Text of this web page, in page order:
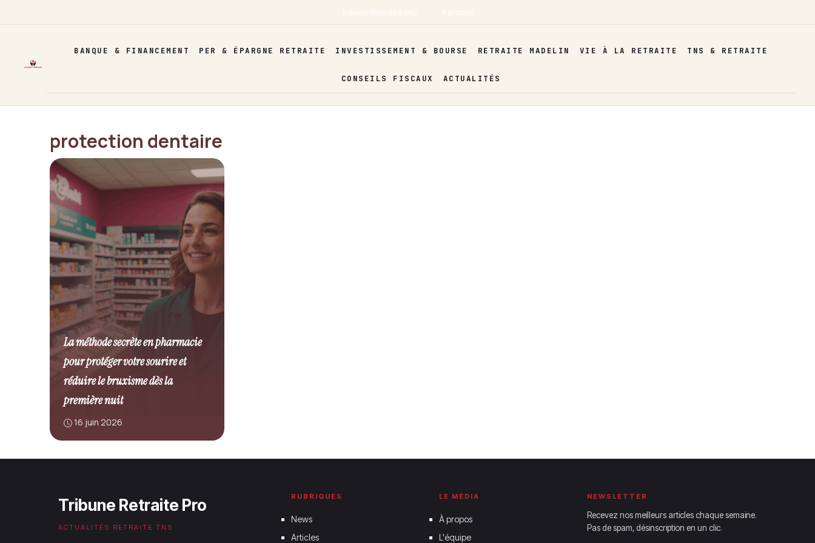
au
BANQUE & FINANCEMENT PER & ÉPARGNE RETRAITE INVESTISSEMENT & BOURSE RETRAITE MADELIN VIE À LA RETRAITE TNS & RETRAITE
CONSEILS FISCAUX ACTUALITÉS
protection dentaire
La méthode secrète en pharmacie
pour protéger votre sourire et
réduire le bruxisme dès la
première nuit
16 juin 2026
Tribune Retraite Pro
ACTUALITÉS RETRAITE TNS
RUBRIQUES
News
Articles
LE MÉDIA
À propos
L'équipe
NEWSLETTER
Recevez nos meilleurs articles chaque semaine.
Pas de spam, désinscription en un clic.